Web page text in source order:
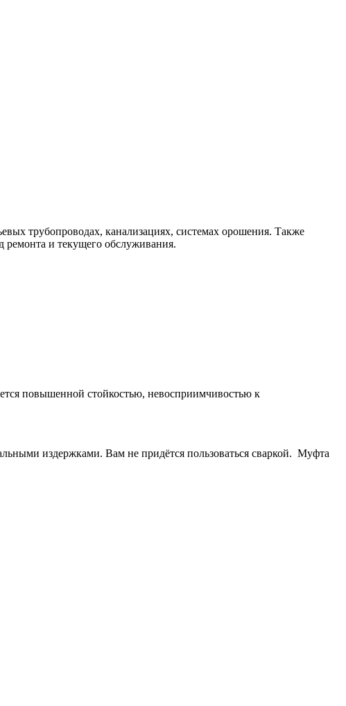
трубопроводах, канализациях, системах орошения. Также
ремонта и текущего обслуживания.
повышенной стойкостью, невосприимчивостью к
издержками. Вам не придётся пользоваться сваркой. Муфта